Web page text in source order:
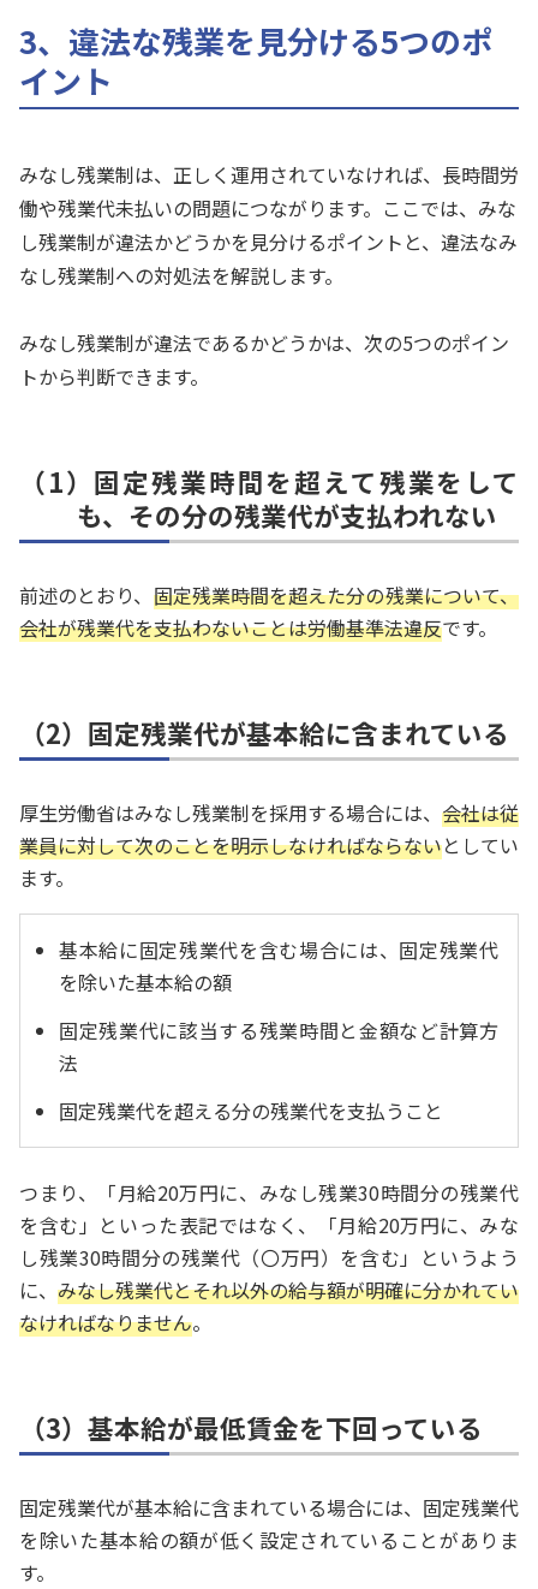
3、違法な残業を見分ける5つのポ
イント
みなし残業制は、正しく運用されていなければ、長時間労
働や残業代未払いの問題につながります。ここでは、みな
し残業制が違法かどうかを見分けるポイントと、違法なみ
なし残業制への対処法を解説します。
みなし残業制が違法であるかどうかは、次の5つのポイン
トから判断できます。
（1）固定残業時間を超えて残業をして
も、その分の残業代が支払われない
前述のとおり、 固定残業時間を超えた分の残業について、
会社が残業代を支払わないことは労働基準法違反です。
（2）固定残業代が基本給に含まれている
厚生労働省はみなし残業制を採用する場合には、 会社は従
業員に対して次のことを明示しなければならないとしてい
ます。
基本給に固定残業代を含む場合には、固定残業代
を除いた基本給の額
固定残業代に該当する残業時間と金額など計算方
法
固定残業代を超える分の残業代を支払うこと
つまり、「月給20万円に、みなし残業30時間分の残業代
を含む」といった表記ではなく、「月給20万円に、みな
し残業30時間分の残業代（〇万円）を含む」というよう
に、 みなし残業代とそれ以外の給与額が明確に分かれてい
なければなりません。
（3）基本給が最低賃金を下回っている
固定残業代が基本給に含まれている場合には、固定残業代
を除いた基本給の額が低く設定されていることがありま
す。